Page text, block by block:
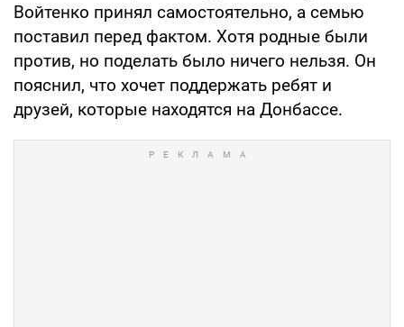
Войтенко принял самостоятельно, а семью
поставил перед фактом. Хотя родные были
против, но поделать было ничего нельзя. Он
пояснил, что хочет поддержать ребят и
друзей, которые находятся на Донбассе.